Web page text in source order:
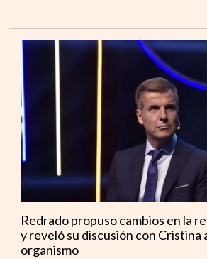
Redrado propuso cambios en la
y reveló su discusión con Cristina
organismo